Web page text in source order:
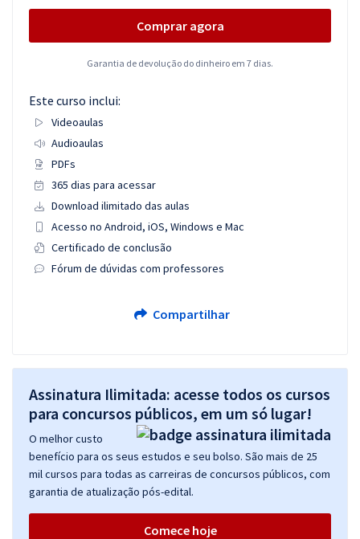
Comprar agora
Garantia de devolução do dinheiro em 7 dias.
Este curso inclui:
Videoaulas
Audioaulas
PDFs
365 dias para acessar
Download ilimitado das aulas
Acesso no Android, iOS, Windows e Mac
Certificado de conclusão
Fórum de dúvidas com professores
Compartilhar
Assinatura Ilimitada: acesse todos os cursos
para concursos públicos, em um só lugar!
O melhor custo
benefício para os seus estudos e seu bolso. São mais de 25
mil cursos para todas as carreiras de concursos públicos, com
garantia de atualização pós-edital.
Comece hoje